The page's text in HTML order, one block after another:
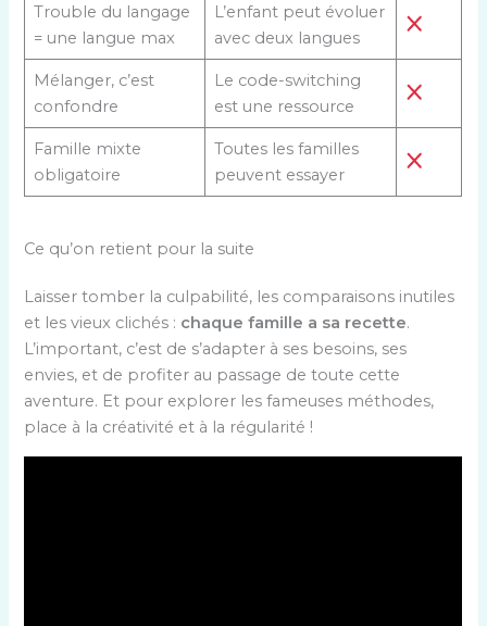
Trouble du langage
= une langue max
L’enfant peut évoluer
avec deux langues
Mélanger, c’est
confondre
Le code-switching
est une ressource
Famille mixte
obligatoire
Toutes les familles
peuvent essayer
Ce qu’on retient pour la suite
Laisser tomber la culpabilité, les comparaisons inutiles
et les vieux clichés : chaque famille a sa recette.
L’important, c’est de s’adapter à ses besoins, ses
envies, et de profiter au passage de toute cette
aventure. Et pour explorer les fameuses méthodes,
place à la créativité et à la régularité !